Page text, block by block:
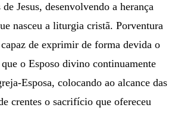
Jesus, desenvolvendo a herança
nasceu a liturgia cristã. Porventura
de exprimir de forma devida o
o Esposo divino continuamente
Esposa, colocando ao alcance das
crentes o sacrifício que ofereceu